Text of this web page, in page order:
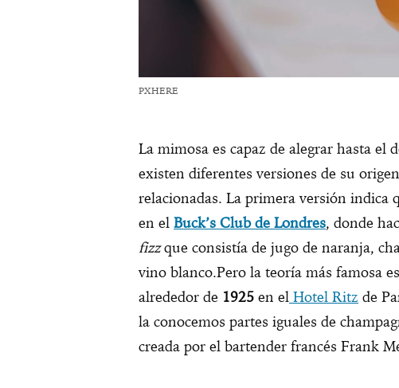
PXHERE
La mimosa es capaz de alegrar hasta el
existen diferentes versiones de su
relacionadas. La primera versión indica
en el Buck’s Club de Londres, donde
fizzque consistía de jugo de naranja,
vino blanco.Pero la teoría más famosa
alrededor de 1925 en el Hotel Ritz de
la conocemos partes iguales de
creada por el bartender francés Frank